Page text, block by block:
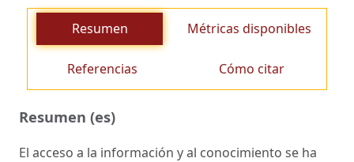
Resumen Métricas disponibles
Referencias Cómo citar
Resumen (es)
El acceso a la información y al conocimiento se ha